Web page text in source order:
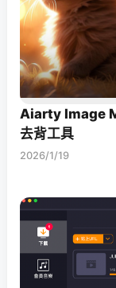
Aiarty Image
去背工具
2026/1/19